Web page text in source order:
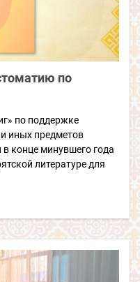
по
по поддержке
иных предметов
конце минувшего года
литературе для